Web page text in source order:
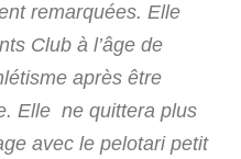
remarquées. Elle
Club à l’âge de
après être
Elle ne quittera plus
avec le pelotari petit